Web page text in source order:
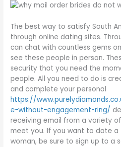
The best way to satisfy South
through online dating sites.
can chat with countless gems
see these people in person.
security that you need the
people. All you need to do is
and complete your personal
https://
e-without-engagement-ring/
receiving email from a variety
meet you. If you want to date a
woman, be sure to sign up to a